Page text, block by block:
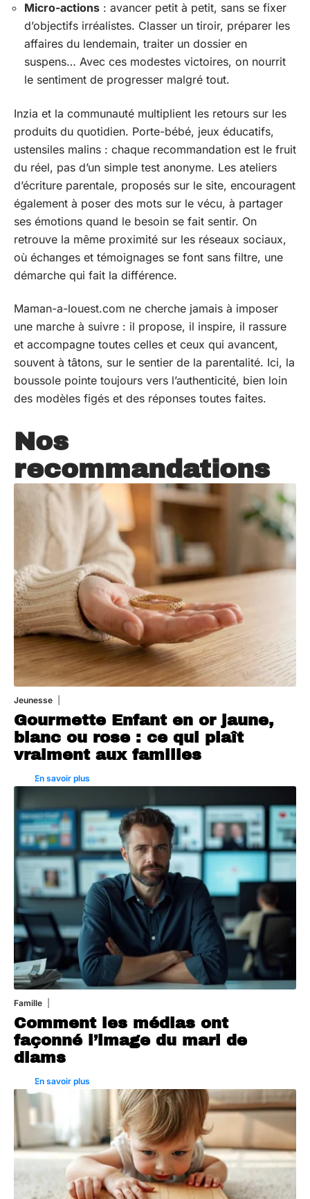
Micro-actions : avancer petit à petit, sans se fixer
d’objectifs irréalistes. Classer un tiroir, préparer les
affaires du lendemain, traiter un dossier en
suspens… Avec ces modestes victoires, on nourrit
le sentiment de progresser malgré tout.
Inzia et la communauté multiplient les retours sur les
produits du quotidien. Porte-bébé, jeux éducatifs,
ustensiles malins : chaque recommandation est le fruit
du réel, pas d’un simple test anonyme. Les ateliers
d’écriture parentale, proposés sur le site, encouragent
également à poser des mots sur le vécu, à partager
ses émotions quand le besoin se fait sentir. On
retrouve la même proximité sur les réseaux sociaux,
où échanges et témoignages se font sans filtre, une
démarche qui fait la différence.
Maman-a-louest.com ne cherche jamais à imposer
une marche à suivre : il propose, il inspire, il rassure
et accompagne toutes celles et ceux qui avancent,
souvent à tâtons, sur le sentier de la parentalité. Ici, la
boussole pointe toujours vers l’authenticité, bien loin
des modèles figés et des réponses toutes faites.
Nos
recommandations
Jeunesse
Gourmette Enfant en or jaune,
blanc ou rose : ce qui plaît
vraiment aux familles
En savoir plus
Famille
Comment les médias ont
façonné l’image du mari de
diams
En savoir plus